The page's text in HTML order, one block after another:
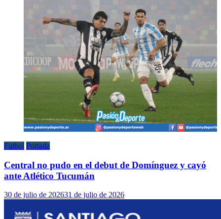
Futbol Portada
Central no pudo en el debut de Domínguez y cayó
ante Atlético Tucumán
30 de julio de 202631 de julio de 2026